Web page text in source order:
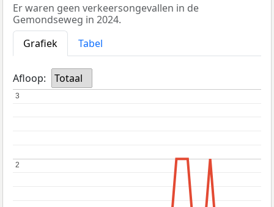
Er waren geen verkeersongevallen in de
Gemondseweg in 2024.
Grafiek
Tabel
Afloop: Totaal
2
2
3
3